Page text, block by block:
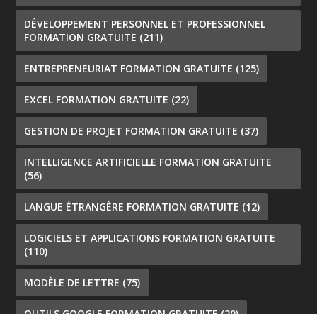
DÉVELOPPEMENT PERSONNEL ET PROFESSIONNEL
FORMATION GRATUITE (211)
ENTREPRENEURIAT FORMATION GRATUITE (125)
EXCEL FORMATION GRATUITE (22)
GESTION DE PROJET FORMATION GRATUITE (37)
INTELLIGENCE ARTIFICIELLE FORMATION GRATUITE
(56)
LANGUE ÉTRANGÈRE FORMATION GRATUITE (12)
LOGICIELS ET APPLICATIONS FORMATION GRATUITE
(110)
MODÈLE DE LETTRE (75)